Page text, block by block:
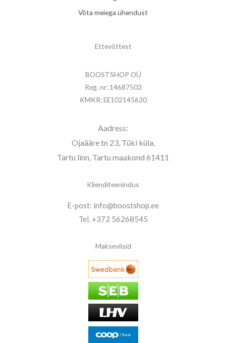
Võta meiega ühendust
Ettevõttest
BOOSTSHOP OÜ
Reg. nr: 14687503
KMKR: EE102145630
Aadress:
Ojaääre tn 23, Tüki küla,
Tartu linn, Tartu maakond 61411
Klienditeenindus
E-post: info@boostshop.ee
Tel. +372 56268545
Makseviisid